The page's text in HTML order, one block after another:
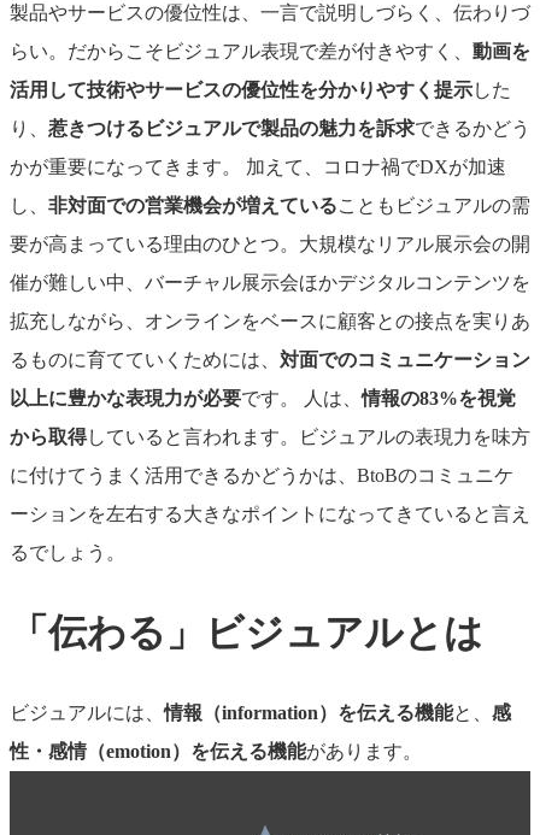
製品やサービスの優位性は、一言で説明しづらく、伝わりづ
らい。だからこそビジュアル表現で差が付きやすく、 動画を
活用して技術やサービスの優位性を分かりやすく提示した
り、 惹きつけるビジュアルで製品の魅力を訴求できるかどう
かが重要になってきます。
加えて、コロナ禍でDXが加速
し、 非対面での営業機会が増えていることもビジュアルの需
要が高まっている理由のひとつ。大規模なリアル展示会の開
催が難しい中、バーチャル展示会ほかデジタルコンテンツを
拡充しながら、オンラインをベースに顧客との接点を実りあ
るものに育てていくためには、 対面でのコミュニケーション
以上に豊かな表現力が必要です。 人は、情報の83%を視覚
から取得していると言われます。ビジュアルの表現力を味方
に付けてうまく活用できるかどうかは、BtoBのコミュニケ
ーションを左右する大きなポイントになってきていると言え
るでしょう。
「伝わる」ビジュアルとは
ビジュアルには、情報（information）を伝える機能と、 感
性・感情（emotion）を伝える機能があります。